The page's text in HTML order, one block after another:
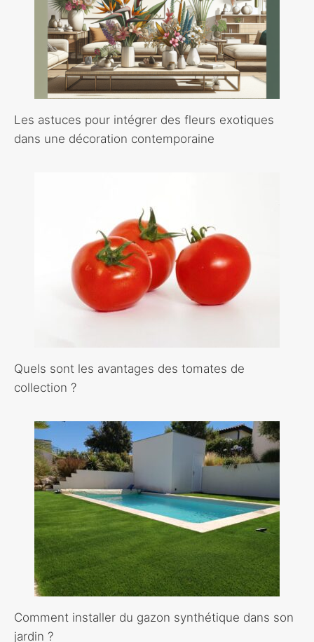
Les astuces pour intégrer des fleurs exotiques
dans une décoration contemporaine
Quels sont les avantages des tomates de
collection ?
Comment installer du gazon synthétique dans son
jardin ?